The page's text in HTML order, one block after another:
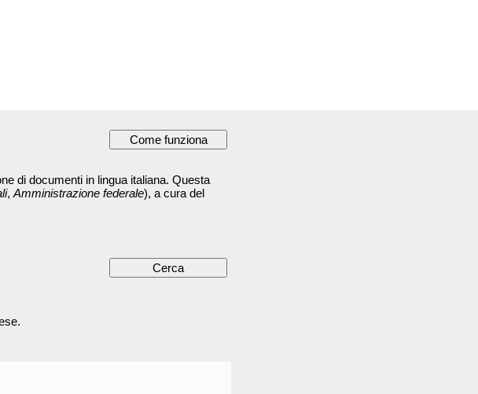
di documenti in lingua italiana. Questa
, Amministrazione federale), a cura del